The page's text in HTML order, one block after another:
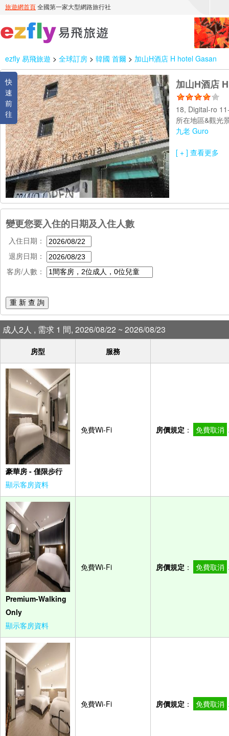
ezfly 易飛旅遊 > 全球訂房 > 韓國 首爾 > 加山H酒店 H hotel Gasan
快
速
前
往
加山H酒店
18, Digital-ro
所在地區&觀光
九老 Guro
[ + ] 查看更多
變更您要入住的日期及入住人數
入住日期：
退房日期：
客房/人數：
重 新 查 詢
成人2人 , 需求 1 間, 2026/08/22 ~ 2026/08/23
房型 服務
豪華房 - 僅限步行
顯示客房資料
免費Wi-Fi 房價規定 ： 免費取消
Premium-Walking
Only
顯示客房資料
免費Wi-Fi 房價規定 ： 免費取消
免費Wi-Fi 房價規定 ： 免費取消